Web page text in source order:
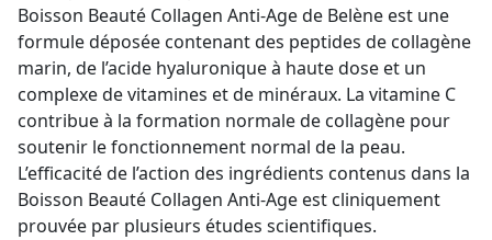
Boisson Beauté Collagen Anti-Age de Belène est une
formule déposée contenant des peptides de collagène
marin, de l’acide hyaluronique à haute dose et un
complexe de vitamines et de minéraux. La vitamine C
contribue à la formation normale de collagène pour
soutenir le fonctionnement normal de la peau.
L’efficacité de l’action des ingrédients contenus dans la
Boisson Beauté Collagen Anti-Age est cliniquement
prouvée par plusieurs études scientifiques.